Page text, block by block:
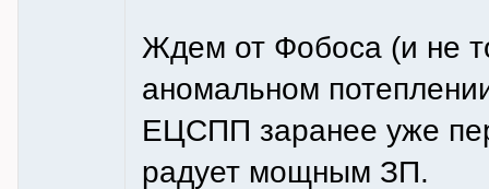
Ждем от Фобоса (и не
аномальном
ЕЦСПП заранее уже
радует мощным ЗП.